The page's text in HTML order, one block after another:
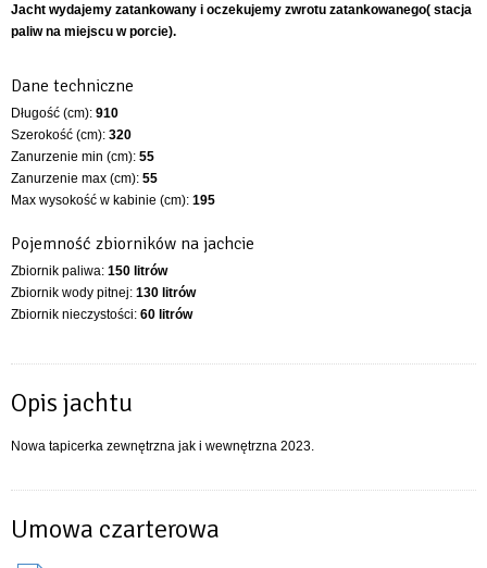
Jacht wydajemy zatankowany i oczekujemy zwrotu zatankowanego( stacja
paliw na miejscu w porcie).
Dane techniczne
Długość (cm): 910
Szerokość (cm): 320
Zanurzenie min (cm): 55
Zanurzenie max (cm): 55
Max wysokość w kabinie (cm): 195
Pojemność zbiorników na jachcie
Zbiornik paliwa: 150 litrów
Zbiornik wody pitnej: 130 litrów
Zbiornik nieczystości: 60 litrów
Opis jachtu
Nowa tapicerka zewnętrzna jak i wewnętrzna 2023.
Umowa czarterowa